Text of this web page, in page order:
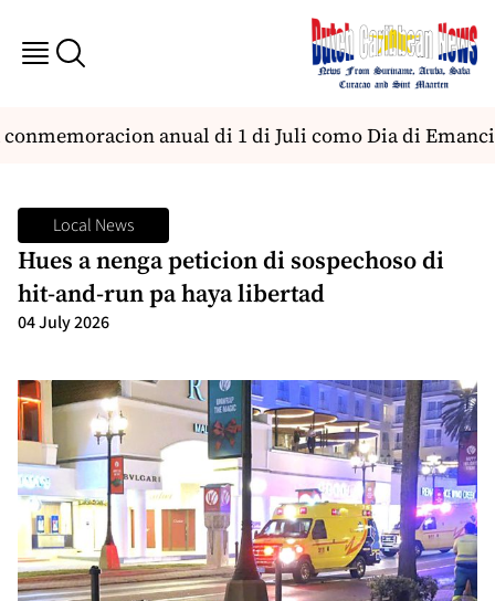
anual di 1 di Juli como Dia di
Local News
Hues a nenga peticion di sospechoso di
hit-and-run pa haya libertad
04 July 2026